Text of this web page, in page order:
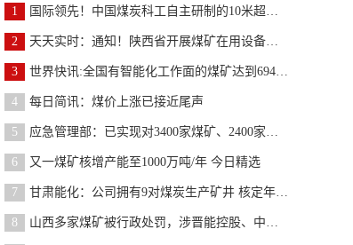
1 国际领先！中国煤炭科工自主研制的10米超大采高刮板
2 天天实时：通知！陕西省开展煤矿在用设备检测检验专
3 世界快讯:全国有智能化工作面的煤矿达到694处，产能
4 每日简讯：煤价上涨已接近尾声
5 应急管理部：已实现对3400家煤矿、2400家三等及以上
6 又一煤矿核增产能至1000万吨/年 今日精选
7 甘肃能化：公司拥有9对煤炭生产矿井 核定年产能162
8 山西多家煤矿被行政处罚，涉晋能控股、中煤等...